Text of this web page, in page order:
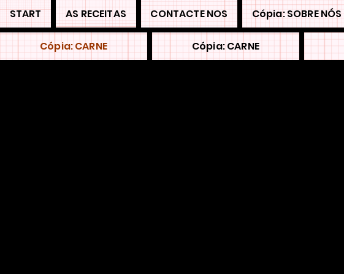
START AS RECEITAS CONTACTE NOS Cópia: SOBRE NÓS
Cópia: CARNE Cópia: CARNE